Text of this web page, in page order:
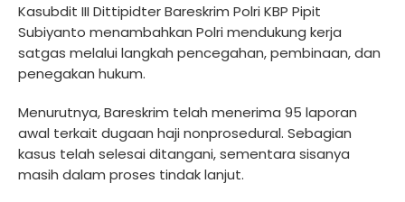
Kasubdit III Dittipidter Bareskrim Polri KBP Pipit
Subiyanto menambahkan Polri mendukung kerja
satgas melalui langkah pencegahan, pembinaan, dan
penegakan hukum.
Menurutnya, Bareskrim telah menerima 95 laporan
awal terkait dugaan haji nonprosedural. Sebagian
kasus telah selesai ditangani, sementara sisanya
masih dalam proses tindak lanjut.